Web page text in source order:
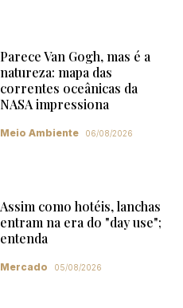
Parece Van Gogh, mas é a
natureza: mapa das
correntes oceânicas da
NASA impressiona
Meio Ambiente 06/08/2026
Assim como hotéis, lanchas
entram na era do "day use";
entenda
Mercado 05/08/2026